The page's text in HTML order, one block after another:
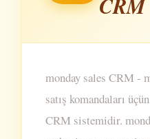
monday sales CRM -
satış komandaları
CRM sistemidir.